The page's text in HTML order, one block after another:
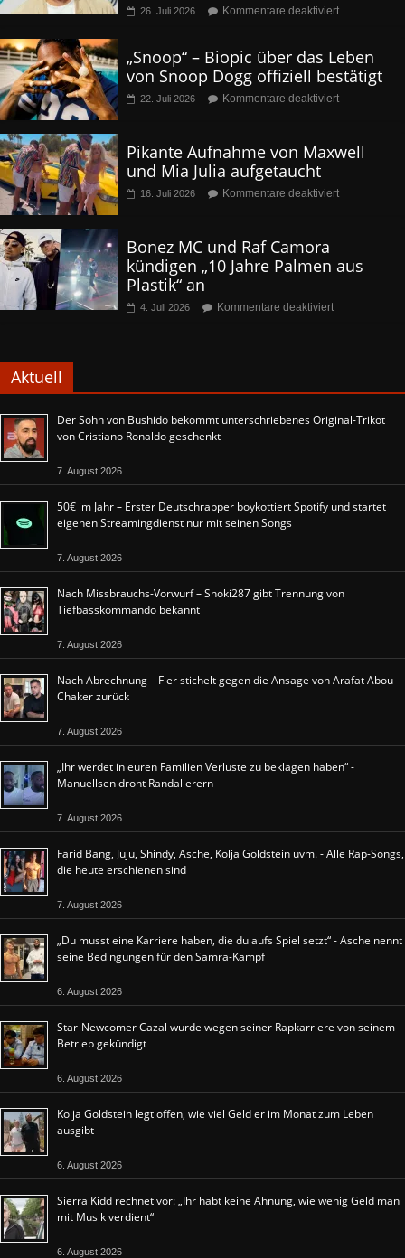
26. Juli 2026 Kommentare deaktiviert
„Snoop“ – Biopic über das Leben
von Snoop Dogg offiziell bestätigt
22. Juli 2026 Kommentare deaktiviert
Pikante Aufnahme von Maxwell
und Mia Julia aufgetaucht
16. Juli 2026 Kommentare deaktiviert
Bonez MC und Raf Camora
kündigen „10 Jahre Palmen aus
Plastik“ an
4. Juli 2026 Kommentare deaktiviert
Aktuell
Der Sohn von Bushido bekommt unterschriebenes Original-Trikot
von Cristiano Ronaldo geschenkt
7. August 2026
50€ im Jahr – Erster Deutschrapper boykottiert Spotify und startet
eigenen Streamingdienst nur mit seinen Songs
7. August 2026
Nach Missbrauchs-Vorwurf – Shoki287 gibt Trennung von
Tiefbasskommando bekannt
7. August 2026
Nach Abrechnung – Fler stichelt gegen die Ansage von Arafat Abou-
Chaker zurück
7. August 2026
„Ihr werdet in euren Familien Verluste zu beklagen haben“ -
Manuellsen droht Randalierern
7. August 2026
Farid Bang, Juju, Shindy, Asche, Kolja Goldstein uvm. - Alle Rap-Songs,
die heute erschienen sind
7. August 2026
„Du musst eine Karriere haben, die du aufs Spiel setzt“ - Asche nennt
seine Bedingungen für den Samra-Kampf
6. August 2026
Star-Newcomer Cazal wurde wegen seiner Rapkarriere von seinem
Betrieb gekündigt
6. August 2026
Kolja Goldstein legt offen, wie viel Geld er im Monat zum Leben
ausgibt
6. August 2026
Sierra Kidd rechnet vor: „Ihr habt keine Ahnung, wie wenig Geld man
mit Musik verdient“
6. August 2026